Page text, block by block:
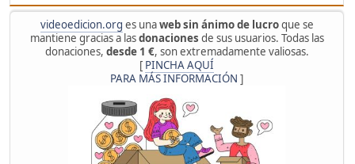
videoedicion.org es unaweb sin ánimo de lucroque se
mantiene gracias a lasdonaciones de sus usuarios. Todas las
donaciones, desde 1 €, son extremadamente valiosas.
[ PINCHA AQUÍ
PARA MÁS INFORMACIÓN ]